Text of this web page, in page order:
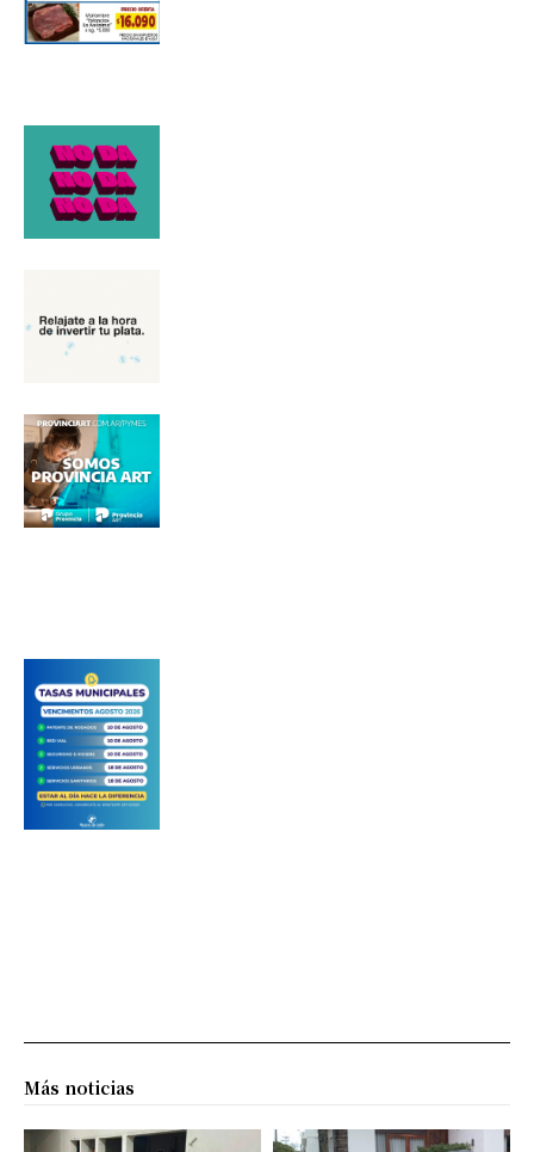
Apellidos
Número de teléfono
Más noticias